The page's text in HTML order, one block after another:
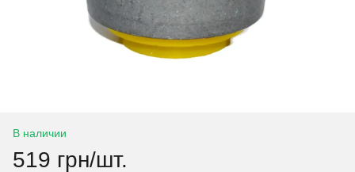
В наличии
519 грн/шт.